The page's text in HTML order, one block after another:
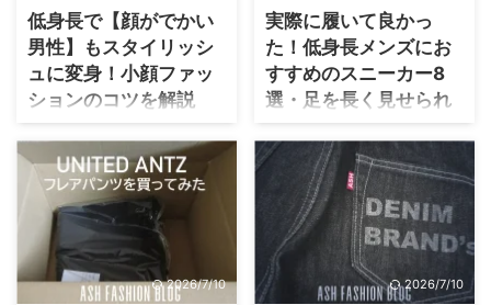
ト】です。 着られる洋服がグ
ッと増えるので、コーディネ
ートに困らなくなります。 そ
こで、165cmパーソナルカラ
リストの筆者が、3つシルエッ
トのやり方・合わせるアイテ
ムを紹介します。 低身長に似
合う3つのシルエットを紹介 ま
ず、シルエットとは、洋服を
着たときにできる輪郭のこと
です。 輪郭のかたちで、コー
ディネート ...
え、コーディネートを間違う
とダサく見えることもありま
す。 ポイントは【身長を低く
見せない】ことです。 そこで
身長165cmパーソナルカラリ
ストの私が、身長が低く見え
る原因と、体型を活かしたフ
ァッションを紹介します。 ダ
サい【3つの原因】を取り除く
低身長ファッションは、頭身
を高く見せることを意識し ...
低身長で【顔がでかい
男性】もスタイリッシ
ュに変身！小顔ファッ
ションのコツを解説
はありません。 顔を覚えても
らいやすいので、組織や取引
先とのコミュニケーションを
図るうえで有利だからです。
ただ、気になる人も多いでし
ょうから、対策として【顔】
【顔まわり】に注目すれば、
実際に履いて良かっ
た！低身長メンズにお
すすめのスニーカー8
選・足を長く見せられ
る
ファッショなイテムとして長
く親しまれている定番スニー
カー。 選び方により美脚効果
を出せるため、低身長ファッ
ションでは強い味方になりま
す。 筆者も165cmと小柄な体
型で、スニーカーのデザイン
2026/7/10 2026/7/10